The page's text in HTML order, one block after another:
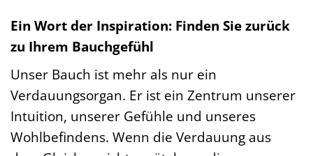
Ein Wort der Inspiration: Finden Sie zurück
zu Ihrem Bauchgefühl
Unser Bauch ist mehr als nur ein
Verdauungsorgan. Er ist ein Zentrum unserer
Intuition, unserer Gefühle und unseres
Wohlbefindens. Wenn die Verdauung aus